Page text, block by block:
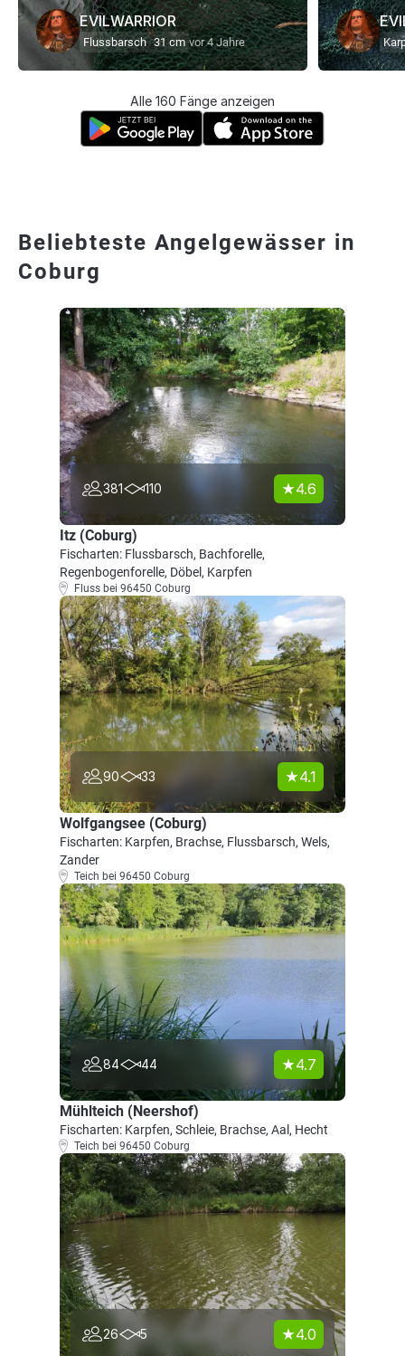
EVILWARRIOR
Flussbarsch 31 cm vor 4 Jahre
Alle 160 Fänge anzeigen
Beliebteste Angelgewässer in
Coburg
381 110 4.6
Itz (Coburg)
Fischarten: Flussbarsch, Bachforelle,
Regenbogenforelle, Döbel, Karpfen
Fluss bei 96450 Coburg
90 33 4.1
Wolfgangsee (Coburg)
Fischarten: Karpfen, Brachse, Flussbarsch, Wels,
Zander
Teich bei 96450 Coburg
84 44 4.7
Mühlteich (Neershof)
Fischarten: Karpfen, Schleie, Brachse, Aal, Hecht
Teich bei 96450 Coburg
26 5 4.0